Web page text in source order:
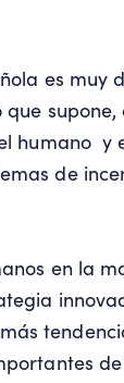
es muy
humano
de
en la